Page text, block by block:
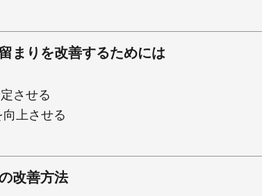
まりを改善するためには
させる
上させる
改善方法